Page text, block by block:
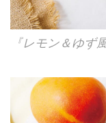
『レモン＆ゆず